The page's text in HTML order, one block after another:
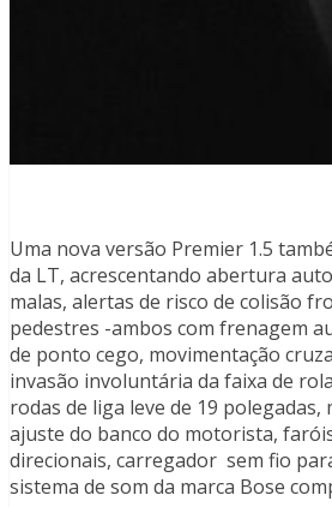
Uma nova versão Premier 1.5
da LT, acrescentando abertura
malas, alertas de risco de colisão
pedestres -ambos com frenagem
de ponto cego, movimentação
invasão involuntária da faixa de
rodas de liga leve de 19 polegadas,
ajuste do banco do motorista,
direcionais, carregador sem fio
sistema de som da marca Bose